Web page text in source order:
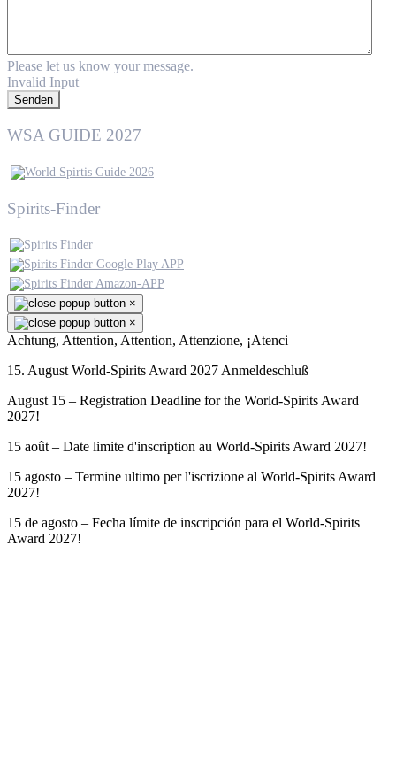
Please let us know your message.
Invalid Input
Senden
WSA GUIDE 2027
Spirits-Finder
×
×
Achtung, Attention, Attention, Attenzione, ¡Atenci
15. August World-Spirits Award 2027 Anmeldeschluß
August 15 – Registration Deadline for the World-Spirits Award
2027!
15 août – Date limite d'inscription au World-Spirits Award 2027!
15 agosto – Termine ultimo per l'iscrizione al World-Spirits Award
2027!
15 de agosto – Fecha límite de inscripción para el World-Spirits
Award 2027!